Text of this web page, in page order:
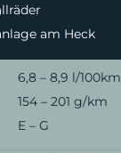
am Heck
6,8 – 8,9 l/100km
154 – 201 g/km
E – G